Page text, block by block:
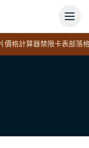
價格計算器禁限卡表部落